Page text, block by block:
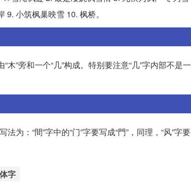
小筑枫巢映雪 10. 枫桥。
”旁和一个“几”构成。特别要注意“几”字内部不是一
为：“間”字中的“门”字要写成“門”，同理，“风”字要
字